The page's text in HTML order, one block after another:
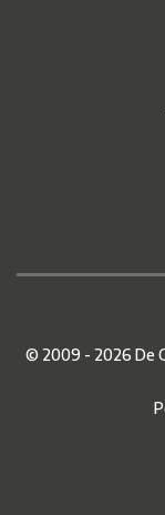
© 2009 - 2026 De